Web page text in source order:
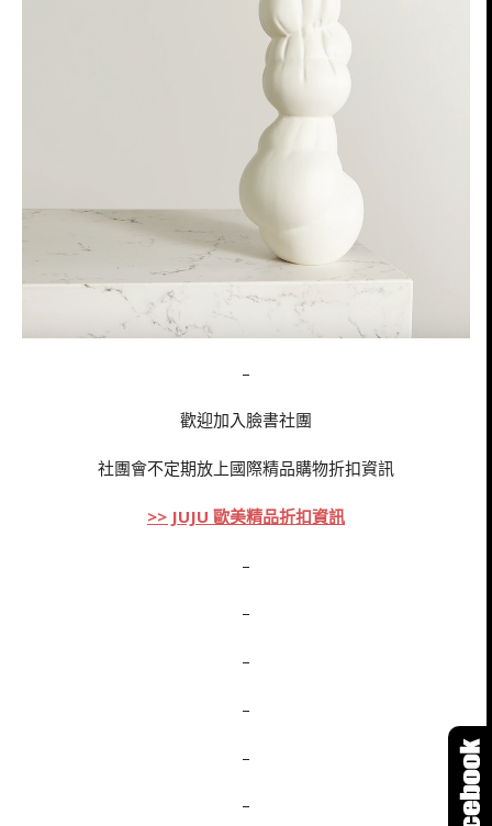
–
歡迎加入臉書社團
社團會不定期放上國際精品購物折扣資訊
>> JUJU 歐美精品折扣資訊
–
–
–
–
–
–